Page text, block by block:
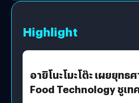
Highlight
อายิโนะโมะโต๊ะ เผยยุทธ
Food Technology ชูเท